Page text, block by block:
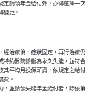
定請領年金給付外，亦得選擇一次
變更。
經治療後，症狀固定，再行治療仍
特約醫院診斷為永久失能，並符合
其平均月投保薪資，依規定之給付
費。
，並請領失能年金給付者，除依第